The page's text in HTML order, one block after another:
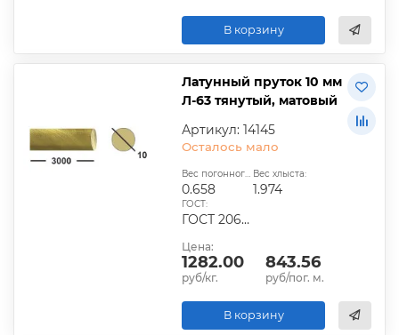
В корзину
Латунный пруток 10 мм
Л-63 тянутый, матовый
Артикул: 14145
Осталось мало
Вес погонного метра, кг:
0.658
Вес хлыста:
1.974
ГОСТ:
ГОСТ 2060-2006, ГОСТ Р 52597-2006, ГОСТ 15527-2009
Цена:
1282.00
руб/кг.
843.56
руб/пог. м.
В корзину